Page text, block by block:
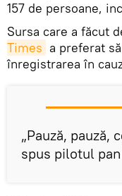
157 de persoane,
Sursa care a făcut
Times a preferat
înregistrarea în
„Pauză, pauză,
spus pilotul